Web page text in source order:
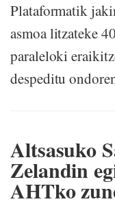
Plataformatik
asmoa litzateke
paraleloki
despeditu
Altsasuko
Zelandin
AHTko